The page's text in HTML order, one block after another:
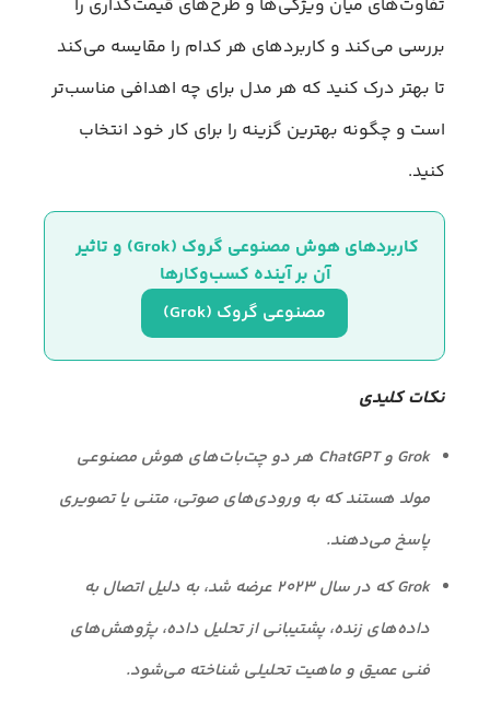
تفاوت‌های میان ویژگی‌ها و طرح‌های قیمت‌گذاری را
بررسی می‌کند و کاربردهای هر کدام را مقایسه می‌کند
تا بهتر درک کنید که هر مدل برای چه اهدافی مناسب‌تر
است و چگونه بهترین گزینه را برای کار خود انتخاب
کنید.
کاربردهای هوش مصنوعی گروک (Grok) و تاثیر
آن بر آینده کسب‌وکارها
مصنوعی گروک (Grok)
نکات کلیدی
Grok و ChatGPT هر دو چت‌بات‌های هوش مصنوعی
مولد هستند که به ورودی‌های صوتی، متنی یا تصویری
پاسخ می‌دهند.
Grok که در سال ۲۰۲۳ عرضه شد، به دلیل اتصال به
داده‌های زنده، پشتیبانی از تحلیل داده، پژوهش‌های
فنی عمیق و ماهیت تحلیلی شناخته می‌شود.